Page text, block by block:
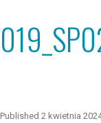
Published 2 kwietnia